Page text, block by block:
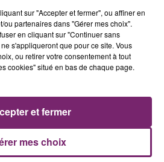
PODCASTS
Mentions légales
sur "Accepter et fermer", ou affiner en
partenaires dans "Gérer mes choix".
en cliquant sur "Continuer sans
s'appliqueront que pour ce site. Vous
ou retirer votre consentement à tout
cookies" situé en bas de chaque page.
mes choix
et fermer